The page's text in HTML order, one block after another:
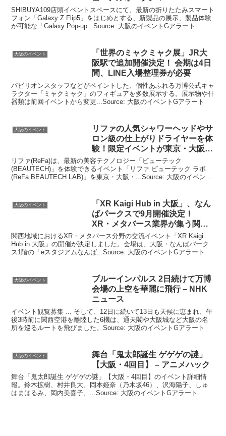
SHIBUYA109店頭イベントスペースにて、最新の折りたたみスマート
フォン「Galaxy Z Flip5」をはじめとする、新製品の展示、製品体験
が可能な「Galaxy Pop-up...Source: 大阪のイベントGアラート
大阪のイベント 「世界のミャクミャク展」JR大
阪駅で追加開催決定！ 会期は4日
間、LINE入場整理券が必要
パビリオンスタッフなどがペイントした、個性あふれる万博公式キャ
ラクター「ミャクミャク」のフィギュアを多数展示する。展示物や什
器類は前回イベントから変更...Source: 大阪のイベントGアラート
大阪のイベント
リファの人気シャワーヘッドやサ
ロン級の仕上がりドライヤーを体
験！限定イベントが東京・ 大阪
…
リファ(ReFa)は、最新の美容テクノロジー「ビューテック
(BEAUTECH)」を体験できるイベント「リファ ビューテック ラボ
(ReFa BEAUTECH LAB)」を東京・大阪・...Source: 大阪のイベント
大阪のイベント 「XR Kaigi Hub in 大阪 」、なん
ばパークスで9月開催決定！
XR・メタバース業界が集う関西
最大 …
関西地域におけるXR・メタバース分野の交流イベント「XR Kaigi
Hub in 大阪」の開催が決定しました。会場は、大阪・なんばパーク
ス1階の「eスタジアムなんば...Source: 大阪のイベントGアラート
大阪のイベント
ブルーインパルス 2日続けて万博
会場の上空を華麗に飛行 – NHK
ニュース
イベント観覧募集 ... そして、12日に続いて13日も天候に恵まれ、午
後3時前に関西空港を離陸した6機は、通天閣や大阪城など大阪の名
所を巡るルートを飛びました。Source: 大阪のイベントGアラート
大阪のイベント
舞台「鬼太郎誕生 ゲゲゲの謎」
【大阪 ・4回目】 – アニメハック
舞台「鬼太郎誕生 ゲゲゲの謎」【大阪・4回目】のイベント詳細情
報。鈴木拡樹、村井良大、岡本姫奈（乃木坂46）、沢海陽子、しゅ
はまはるみ、岡内美喜子、...Source: 大阪のイベントGアラート